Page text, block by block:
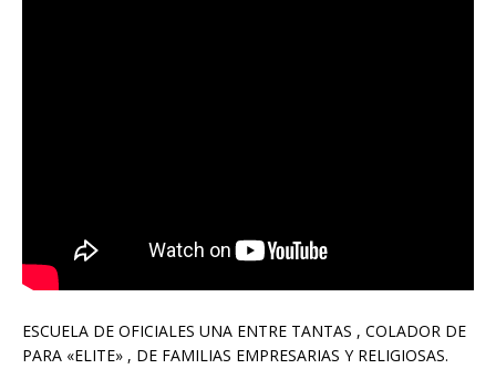
ESCUELA DE OFICIALES UNA ENTRE TANTAS , COLADOR DE
PARA «ELITE» , DE FAMILIAS EMPRESARIAS Y RELIGIOSAS.